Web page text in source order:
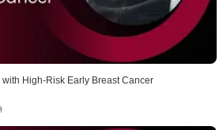
with High-Risk Early Breast Cancer